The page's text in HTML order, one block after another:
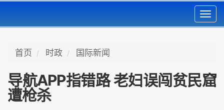
首页 时政 国际新闻
导航APP指错路 老妇误闯贫民窟
遭枪杀